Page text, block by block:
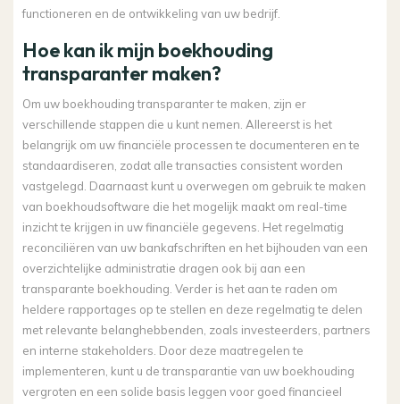
functioneren en de ontwikkeling van uw bedrijf.
Hoe kan ik mijn boekhouding
transparanter maken?
Om uw boekhouding transparanter te maken, zijn er
verschillende stappen die u kunt nemen. Allereerst is het
belangrijk om uw financiële processen te documenteren en te
standaardiseren, zodat alle transacties consistent worden
vastgelegd. Daarnaast kunt u overwegen om gebruik te maken
van boekhoudsoftware die het mogelijk maakt om real-time
inzicht te krijgen in uw financiële gegevens. Het regelmatig
reconciliëren van uw bankafschriften en het bijhouden van een
overzichtelijke administratie dragen ook bij aan een
transparante boekhouding. Verder is het aan te raden om
heldere rapportages op te stellen en deze regelmatig te delen
met relevante belanghebbenden, zoals investeerders, partners
en interne stakeholders. Door deze maatregelen te
implementeren, kunt u de transparantie van uw boekhouding
vergroten en een solide basis leggen voor goed financieel